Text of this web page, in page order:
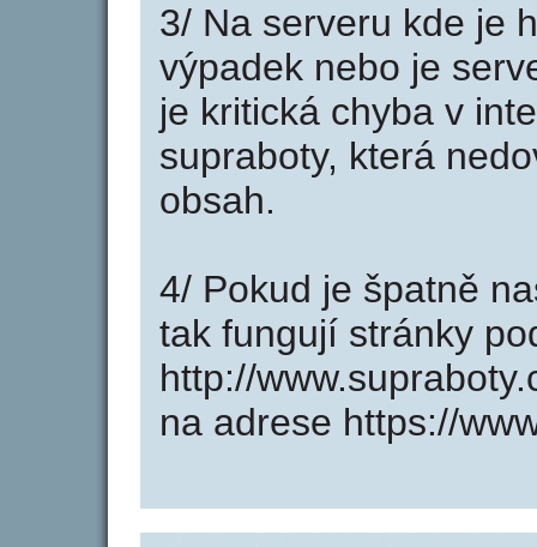
3/ Na serveru kde je
výpadek nebo je
je kritická chyba v
supraboty, která
obsah.
4/ Pokud je špatně
tak fungují stránky
http://
na adrese https://